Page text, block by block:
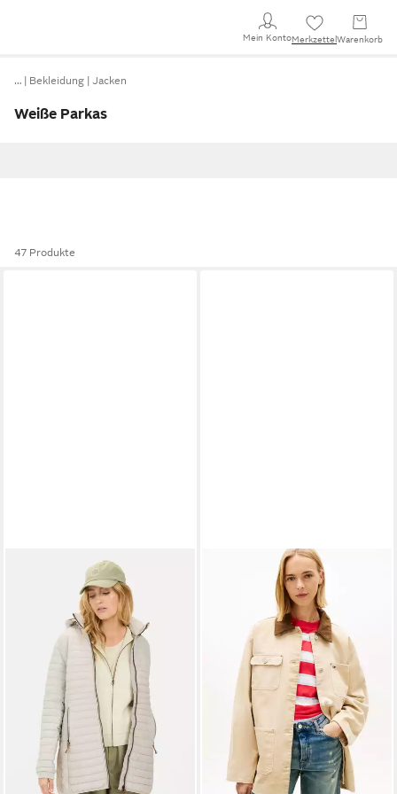
Mein KontoMerkzettel Warenkorb
… Bekleidung Jacken
Weiße Parkas
47 Produkte